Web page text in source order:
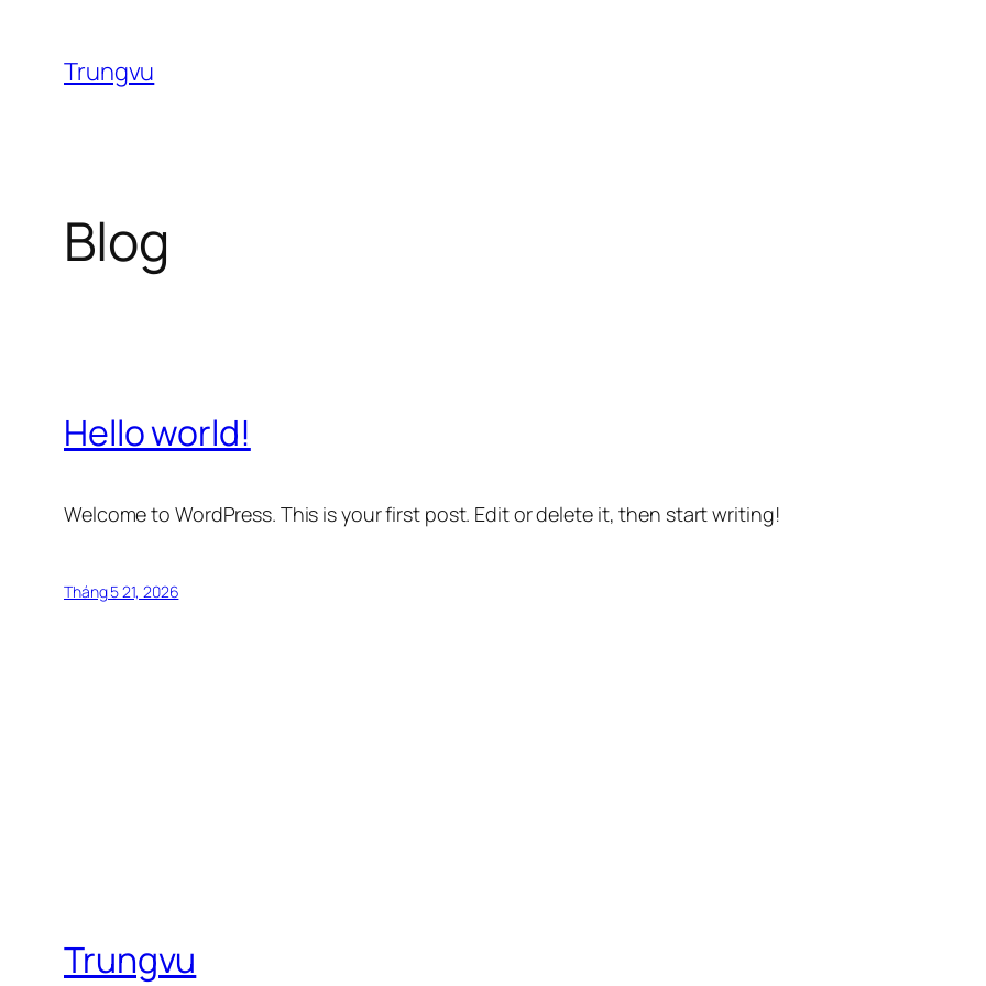
Trungvu
Blog
Hello world!
Welcome to WordPress. This is your first post. Edit or delete it, then start writing!
Tháng 5 21, 2026
Trungvu